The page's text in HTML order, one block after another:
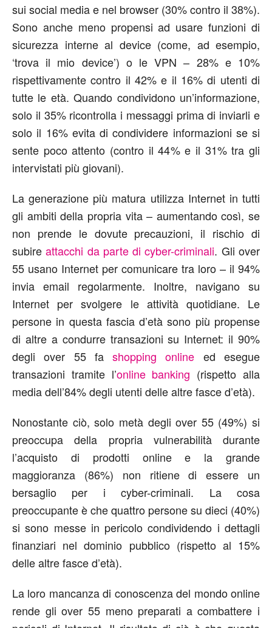
sui social media e nel browser (30% contro il 38%).
Sono anche meno propensi ad usare funzioni di
sicurezza interne al device (come, ad esempio,
‘trova il mio device’) o le VPN – 28% e 10%
rispettivamente contro il 42% e il 16% di utenti di
tutte le età. Quando condividono un’informazione,
solo il 35% ricontrolla i messaggi prima di inviarli e
solo il 16% evita di condividere informazioni se si
sente poco attento (contro il 44% e il 31% tra gli
intervistati più giovani).
La generazione più matura utilizza Internet in tutti
gli ambiti della propria vita – aumentando così, se
non prende le dovute precauzioni, il rischio di
subireattacchi da parte di cyber-criminali. Gli over
55 usano Internet per comunicare tra loro – il 94%
invia email regolarmente. Inoltre, navigano su
Internet per svolgere le attività quotidiane. Le
persone in questa fascia d’età sono più propense
di altre a condurre transazioni su Internet: il 90%
degli over 55 fashopping online ed esegue
transazioni tramite l’online banking (rispetto alla
media dell’84% degli utenti delle altre fasce d’età).
Nonostante ciò, solo metà degli over 55 (49%) si
preoccupa della propria vulnerabilità durante
l’acquisto di prodotti online e la grande
maggioranza (86%) non ritiene di essere un
bersaglio per i cyber-criminali. La cosa
preoccupante è che quattro persone su dieci (40%)
si sono messe in pericolo condividendo i dettagli
finanziari nel dominio pubblico (rispetto al 15%
delle altre fasce d’età).
La loro mancanza di conoscenza del mondo online
rende gli over 55 meno preparati a combattere i